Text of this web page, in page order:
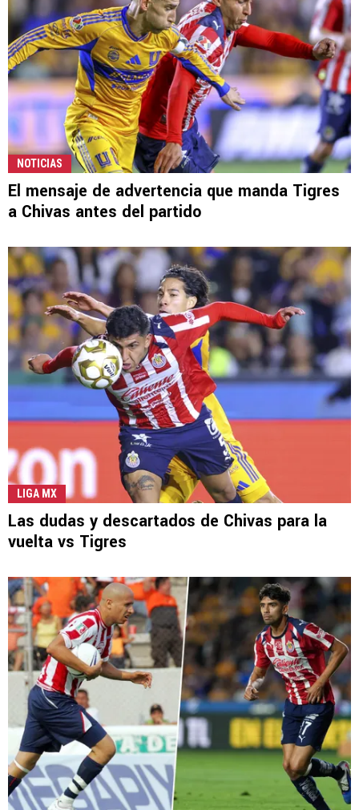
NOTICIAS
El mensaje de advertencia que manda Tigres
a Chivas antes del partido
LIGA MX
Las dudas y descartados de Chivas para la
vuelta vs Tigres